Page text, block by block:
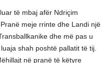
të mbaj afër Ndriçim
meje rrinte dhe Landi një
dhe më pas u
shah poshtë pallatit të tij.
në pranë të këtyre